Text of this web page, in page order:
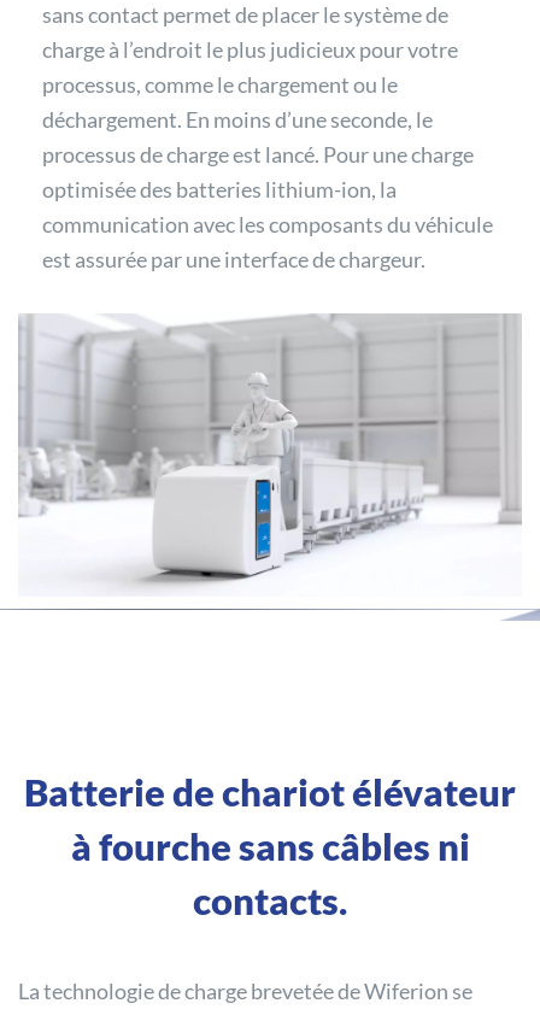
sans contact permet de placer le système de
charge à l’endroit le plus judicieux pour votre
processus, comme le chargement ou le
déchargement. En moins d’une seconde, le
processus de charge est lancé. Pour une charge
optimisée des batteries lithium-ion, la
communication avec les composants du véhicule
est assurée par une interface de chargeur.
Batterie de chariot élévateur
à fourche sans câbles ni
contacts.
La technologie de charge brevetée de Wiferion se